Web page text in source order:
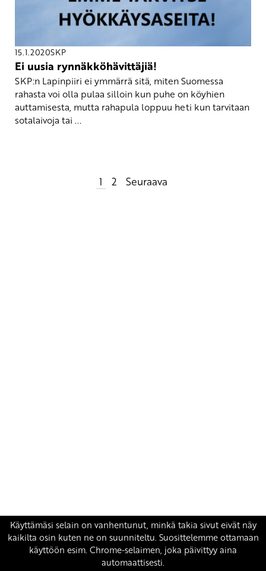
15.1.2020SKP
Ei uusia rynnäkköhävittäjiä!
SKP:n Lapinpiiri ei ymmärrä sitä, miten Suomessa
rahasta voi olla pulaa silloin kun puhe on köyhien
auttamisesta, mutta rahapula loppuu heti kun tarvitaan
sotalaivoja tai ...
1 2 Seuraava
Puh: 045 7834 1346
Sähköposti:skp@skp.fi